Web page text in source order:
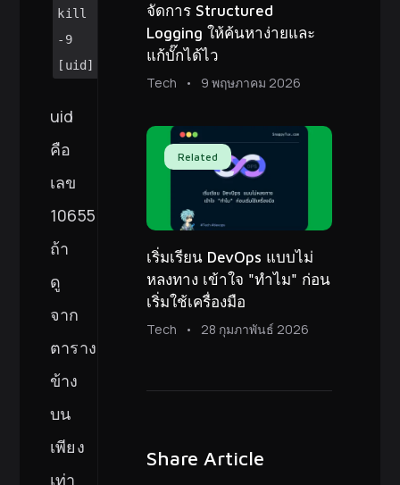
kill
-9
[uid]
uid
คือ
เลข
10655
ถ้า
ดู
จาก
ตาราง
ข้าง
บน
เพียง
เท่า
จัดการ Structured
Logging ให้ค้นหาง่ายและ
แก้บั๊กได้ไว
Tech 9 พฤษภาคม 2026
Related
เริ่มเรียน DevOps แบบไม่
หลงทาง เข้าใจ "ทำไม" ก่อน
เริ่มใช้เครื่องมือ
Tech 28 กุมภาพันธ์ 2026
Share Article